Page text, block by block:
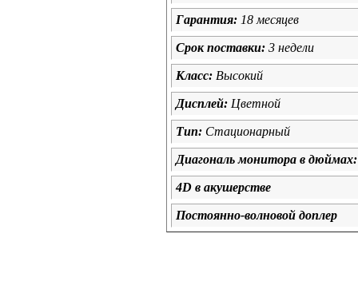
Гарантия: 18 месяцев
Срок поставки: 3 недели
Класс: Высокий
Дисплей: Цветной
Тип: Стационарный
Диагональ монитора в дюймах:
4D в акушерстве
Постоянно-волновой доплер